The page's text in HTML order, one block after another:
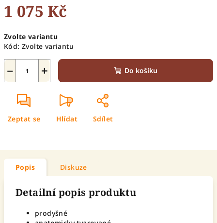
1 075 Kč
cena:
Zvolte variantu
Kód: Zvolte variantu
+
− Do košíku
Zeptat se Hlídat Sdílet
Popis Diskuze
Detailní popis produktu
prodyšné